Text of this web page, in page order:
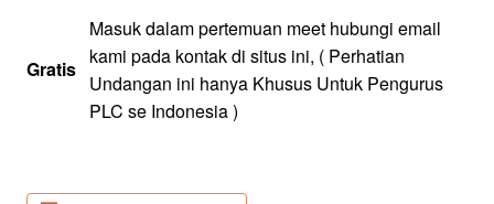
Gratis
Masuk dalam pertemuan meet hubungi email
kami pada kontak di situs ini, ( Perhatian
Undangan ini hanya Khusus Untuk Pengurus
PLC se Indonesia )